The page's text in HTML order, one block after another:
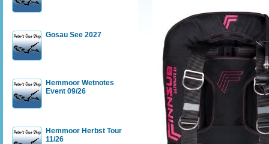
Gosau See 2027
Hemmoor Wetnotes
Event 09/26
Hemmoor Herbst Tour
11/26